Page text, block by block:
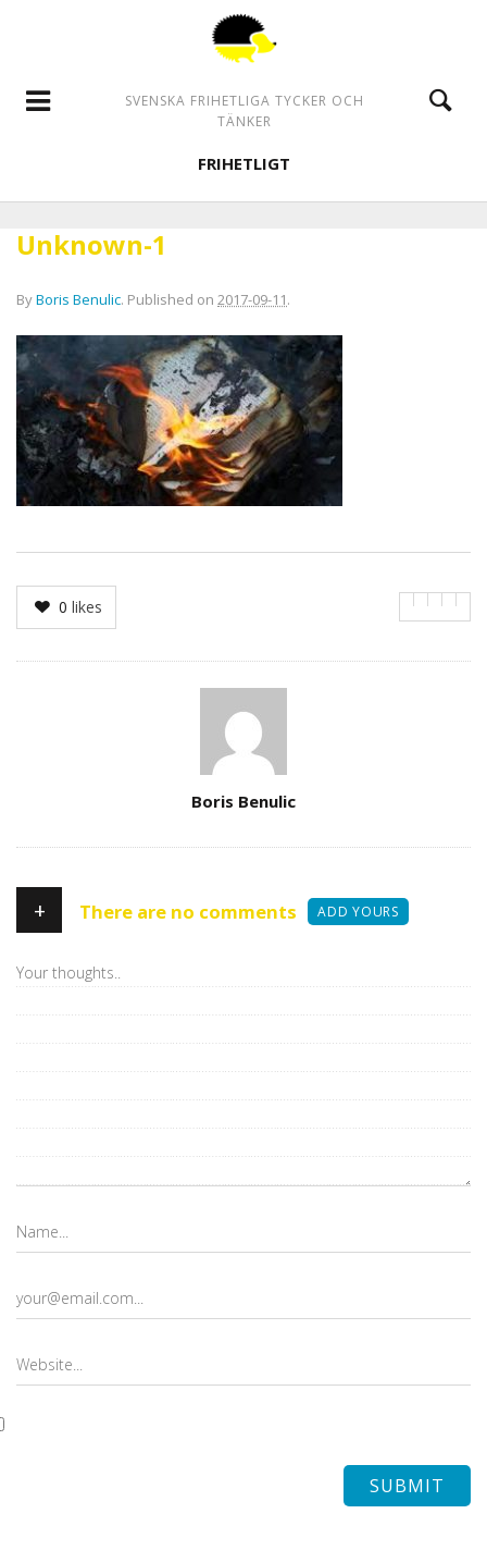
SVENSKA FRIHETLIGA TYCKER OCH
TÄNKER
FRIHETLIGT
Unknown-1
ByBoris Benulic. Published on 2017-09-11.
0 likes
Boris Benulic
+ There are no comments ADD YOURS